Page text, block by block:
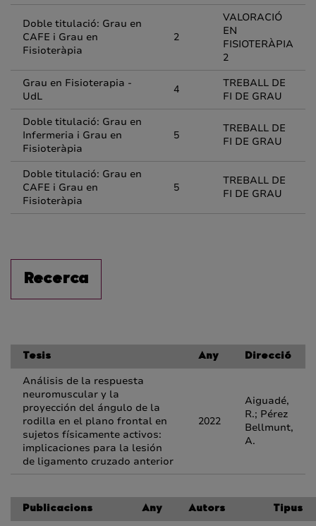
Doble titulació: Grau en
CAFE i Grau en
Fisioteràpia
2
VALORACIÓ
EN
FISIOTERÀPIA
2
Grau en Fisioterapia -
UdL
4
TREBALL DE
FI DE GRAU
Doble titulació: Grau en
Infermeria i Grau en
Fisioteràpia
5
TREBALL DE
FI DE GRAU
Doble titulació: Grau en
CAFE i Grau en
Fisioteràpia
5
TREBALL DE
FI DE GRAU
Recerca
Tesis Any Direcció
Análisis de la respuesta
neuromuscular y la
proyección del ángulo de la
rodilla en el plano frontal en
sujetos físicamente activos:
implicaciones para la lesión
de ligamento cruzado anterior
2022
Aiguadé,
R.; Pérez
Bellmunt,
A.
Publicacions Any Autors Tipus